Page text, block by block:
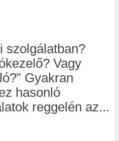
szolgálatban?
Vagy
Gyakran
hasonló
reggelén az...